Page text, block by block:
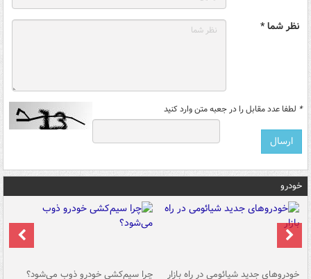
نظر شما *
* لطفا عدد مقابل را در جعبه متن وارد کنید
خودرو
خودروهای جدید شیائومی در راه بازار چرا سیم‌کشی خودرو ذوب می‌شود؟